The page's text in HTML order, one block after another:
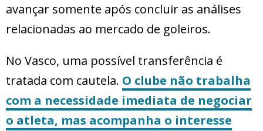
avançar somente após concluir as análises
relacionadas ao mercado de goleiros.
No Vasco, uma possível transferência é
tratada com cautela. O clube não trabalha
com a necessidade imediata de negociar
o atleta, mas acompanha o interesse